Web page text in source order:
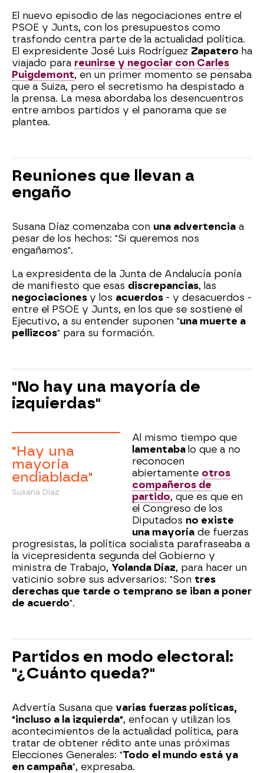
El nuevo episodio de las negociaciones entre el
PSOE y Junts, con los presupuestos como
trasfondo centra parte de la actualidad política.
El expresidente José Luis Rodríguez Zapatero ha
viajado para reunirse y negociar con Carles
Puigdemont, en un primer momento se pensaba
que a Suiza, pero el secretismo ha despistado a
la prensa. La mesa abordaba los desencuentros
entre ambos partidos y el panorama que se
plantea.
Reuniones que llevan a
engaño
Susana Díaz comenzaba con una advertencia a
pesar de los hechos: "Si queremos nos
engañamos".
La expresidenta de la Junta de Andalucía ponía
de manifiesto que esas discrepancias, las
negociaciones y los acuerdos - y desacuerdos -
entre el PSOE y Junts, en los que se sostiene el
Ejecutivo, a su entender suponen "una muerte a
pellizcos" para su formación.
"No hay una mayoría de
izquierdas"
"Hay una
mayoría
endiablada"
Susana Díaz
Al mismo tiempo que
lamentaba lo que a no
reconocen
abiertamente otros
compañeros de
partido, que es que en
el Congreso de los
Diputados no existe
una mayoría de fuerzas
progresistas, la política socialista parafraseaba a
la vicepresidenta segunda del Gobierno y
ministra de Trabajo, Yolanda Díaz, para hacer un
vaticinio sobre sus adversarios: "Son tres
derechas que tarde o temprano se iban a poner
de acuerdo".
Partidos en modo electoral:
"¿Cuánto queda?"
Advertía Susana que varias fuerzas políticas,
"incluso a la izquierda", enfocan y utilizan los
acontecimientos de la actualidad política, para
tratar de obtener rédito ante unas próximas
Elecciones Generales: "Todo el mundo está ya
en campaña", expresaba.